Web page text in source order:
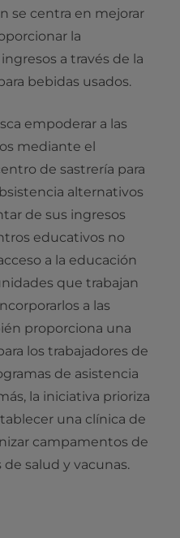
se centra en mejorar
la
a través de la
bebidas usados.
empoderar a las
mediante el
de sastrería para
alternativos
de sus ingresos
educativos no
a la educación
que trabajan
a las
proporciona una
los trabajadores de
de asistencia
la iniciativa prioriza
una clínica de
campamentos de
salud y vacunas.